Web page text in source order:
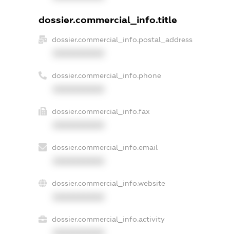
dossier.commercial_info.title
dossier.commercial_info.postal_address
dossier.commercial_info.phone
dossier.commercial_info.fax
dossier.commercial_info.email
dossier.commercial_info.website
dossier.commercial_info.activity